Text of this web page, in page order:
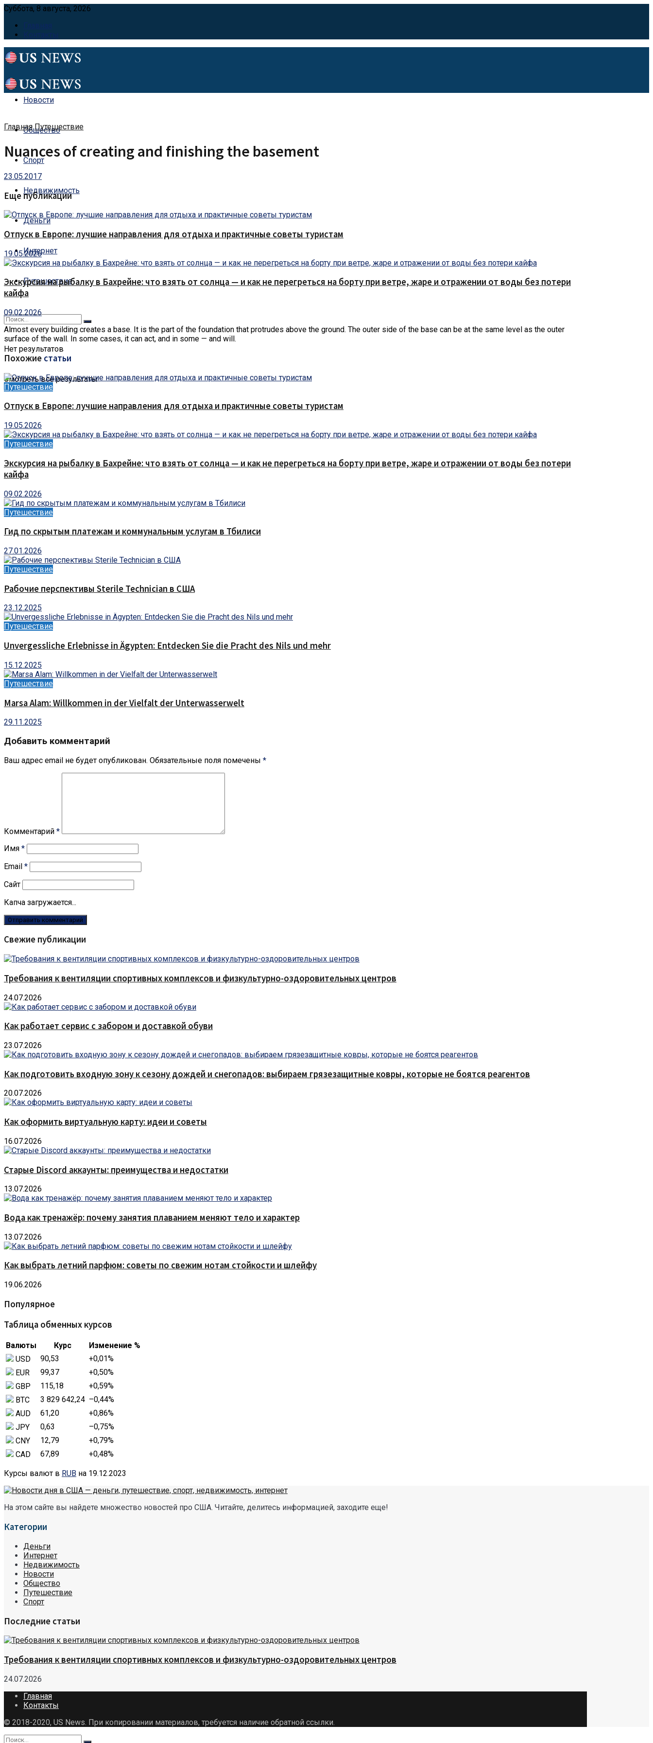
Суббота, 8 августа, 2026
Главная
Контакты
Новости
Общество
Спорт
Недвижимость
Деньги
Интернет
Путешествие
Нет результатов
Смотреть все результаты
Главная Путешествие
Nuances of creating and finishing the basement
23.05.2017
Еще публикации
Отпуск в Европе: лучшие направления для отдыха и практичные советы туристам
19.05.2026
Экскурсия на рыбалку в Бахрейне: что взять от солнца — и как не перегреться на борту при ветре, жаре и отражении от воды без потери
кайфа
09.02.2026
Almost every building creates a base. It is the part of the foundation that protrudes above the ground. The outer side of the base can be at the same level as the outer
surface of the wall. In some cases, it can act, and in some — and will.
Похожие статьи
Путешествие
Отпуск в Европе: лучшие направления для отдыха и практичные советы туристам
19.05.2026
Путешествие
Экскурсия на рыбалку в Бахрейне: что взять от солнца — и как не перегреться на борту при ветре, жаре и отражении от воды без потери
кайфа
09.02.2026
Путешествие
Гид по скрытым платежам и коммунальным услугам в Тбилиси
27.01.2026
Путешествие
Рабочие перспективы Sterile Technician в США
23.12.2025
Путешествие
Unvergessliche Erlebnisse in Ägypten: Entdecken Sie die Pracht des Nils und mehr
15.12.2025
Путешествие
Marsa Alam: Willkommen in der Vielfalt der Unterwasserwelt
29.11.2025
Добавить комментарий
Ваш адрес email не будет опубликован. Обязательные поля помечены *
Комментарий *
Имя *
Email *
Сайт
Капча загружается...
Свежие публикации
Требования к вентиляции спортивных комплексов и физкультурно-оздоровительных центров
24.07.2026
Как работает сервис с забором и доставкой обуви
23.07.2026
Как подготовить входную зону к сезону дождей и снегопадов: выбираем грязезащитные ковры, которые не боятся реагентов
20.07.2026
Как оформить виртуальную карту: идеи и советы
16.07.2026
Старые Discord аккаунты: преимущества и недостатки
13.07.2026
Вода как тренажёр: почему занятия плаванием меняют тело и характер
13.07.2026
Как выбрать летний парфюм: советы по свежим нотам стойкости и шлейфу
19.06.2026
Популярное
Таблица обменных курсов
Валюты Курс
Изменение %
USD
90,53 +0,01%
EUR
99,37 +0,50%
GBP
115,18 +0,59%
BTC
3 829 642,24 –0,44%
AUD
61,20 +0,86%
JPY
0,63 –0,75%
CNY
12,79 +0,79%
CAD
67,89 +0,48%
Курсы валют в RUB на 19.12.2023
На этом сайте вы найдете множество новостей про США. Читайте, делитесь информацией, заходите еще!
Категории
Деньги
Интернет
Недвижимость
Новости
Общество
Путешествие
Спорт
Последние статьи
Требования к вентиляции спортивных комплексов и физкультурно-оздоровительных центров
24.07.2026
Главная
Контакты
© 2018-2020, US News. При копировании материалов, требуется наличие обратной ссылки.